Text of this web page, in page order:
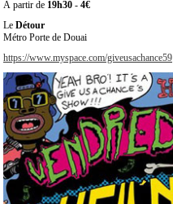
évènement
Contact
À
propos
À partir de 19h30 - 4€
Le Détour
Métro Porte de Douai
https://www.myspace.com/giveusachance59